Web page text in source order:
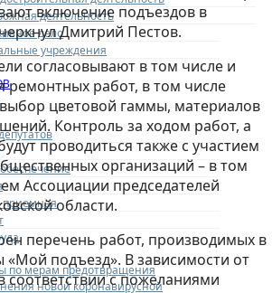
деятельность
дело
учреждения
по мерам предотвращения
новой коронавирусной
включение подъездов в
Дмитрий Пестов.
согласовывают в том числе и
ремонтных работ, в том числе
цветовой гаммы, материалов
Контроль за ходом работ, а
проводиться также с участием
организаций – в том
Ассоциации председателей
области.
перечень работ, производимых в
подъезд». В зависимости от
соответствии с пожеланиями